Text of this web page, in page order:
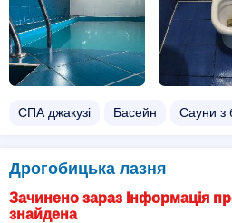
СПА джакузі Басейн Сауни з
Дрогобицька лазня
Зачинено зараз Інформація
знайдена